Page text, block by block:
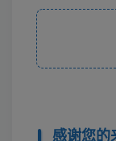
感谢您的